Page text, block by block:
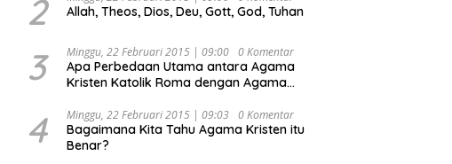
(Pergolakan Ekonomi Politik Indonesia) &
Undang Perekonomian Nasional dan
Kesejahteraan Sosial dalam Menata
Bangsa Menuju Indonesia Emas 2045”,
2 Allah, Theos, Dios, Deu, Gott, God, Tuhan
3 Minggu, 22 Februari 2015 | 09:00 0 Komentar
Apa Perbedaan Utama antara Agama
Kristen Katolik Roma dengan Agama
4 Minggu, 22 Februari 2015 | 09:03 0 Komentar
Bagaimana Kita Tahu Agama Kristen itu
Benar?